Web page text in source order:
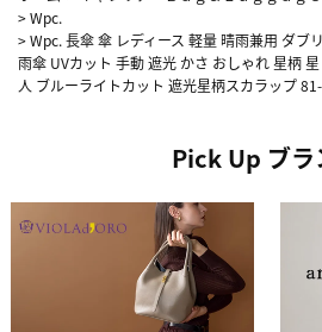
>Wpc.
>Wpc. 長傘 傘 レディース 軽量 晴雨兼用 ダブ
雨傘 UVカット 手動 遮光 かさ おしゃれ 星柄
人 ブルーライトカット 遮光星柄スカラップ
Pick Up ブラ